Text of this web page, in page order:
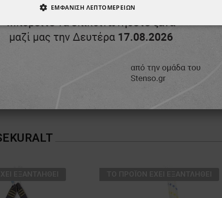
18,65 €
ΕΜΦΆΝΙΣΗ ΛΕΠΤΟΜΕΡΕΙΏΝ
ΑΠΌΔΟΣΗΣ ΣΤΌΧΕΥΣΗΣ ΛΕΙΤΟΥΡΓΙΚΌΤΗΤΑΣ